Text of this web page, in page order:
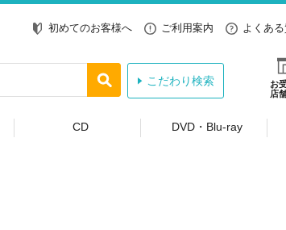
初めてのお客様へ ご利用案内 よくあ
お
店
こだわり検索
CD DVD・Blu-ray